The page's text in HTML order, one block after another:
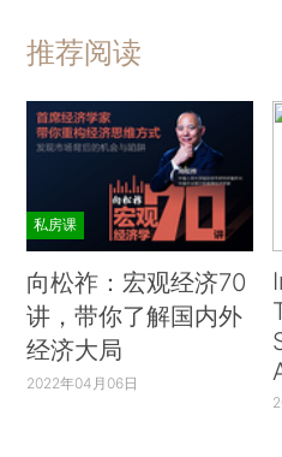
推荐阅读
私房课
向松祚：宏观经济70
讲，带你了解国内外
经济大局
2022年04月06日